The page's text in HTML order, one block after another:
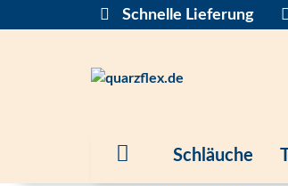
Schnelle Lieferung
Schläuche